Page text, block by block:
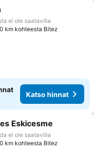
ei ole saatavilla
km kohteesta Bitez
Katso hinnat
Eskicesme
ei ole saatavilla
km kohteesta Bitez